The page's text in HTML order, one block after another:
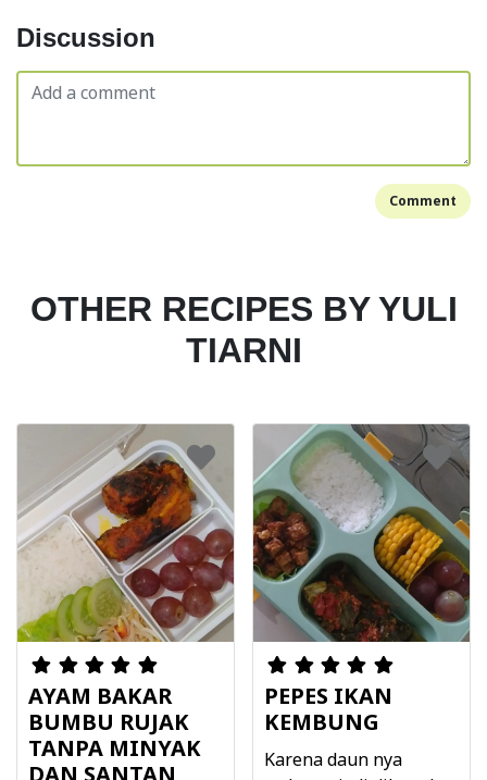
Discussion
Comment
OTHER RECIPES BY YULI
TIARNI
AYAM BAKAR
BUMBU RUJAK
TANPA MINYAK
DAN SANTAN
PEPES IKAN
KEMBUNG
Karena daun nya